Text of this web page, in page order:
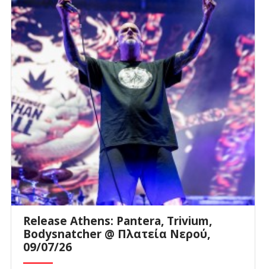
Release Athens: Pantera, Trivium,
Bodysnatcher @ Πλατεία Νερού,
09/07/26